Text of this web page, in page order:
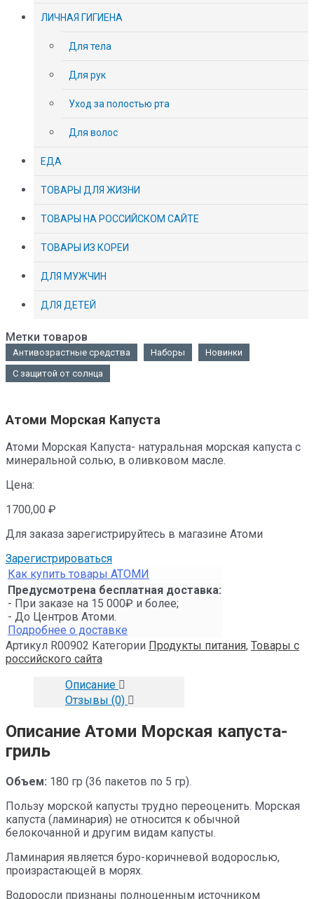
ЛИЧНАЯ ГИГИЕНА
Для тела
Для рук
Уход за полостью рта
Для волос
ЕДА
ТОВАРЫ ДЛЯ ЖИЗНИ
ТОВАРЫ НА РОССИЙСКОМ САЙТЕ
ТОВАРЫ ИЗ КОРЕИ
ДЛЯ МУЖЧИН
ДЛЯ ДЕТЕЙ
Метки товаров
Антивозрастные средства Наборы
Новинки
С защитой от солнца
Атоми Морская Капуста
Атоми Морская Капуста- натуральная морская капуста с
минеральной солью, в оливковом масле.
Цена:
1700,00 ₽
Для заказа зарегистрируйтесь в магазине Атоми
Зарегистрироваться
Как купить товары АТОМИ
Предусмотрена бесплатная доставка:
- При заказе на 15 000₽ и более;
- До Центров Атоми.
Подробнее о доставке
Артикул R00902 Категории Продукты питания, Товары с
российского сайта
Описание
Отзывы (0)
Описание Атоми Морская капуста-
гриль
Объем: 180 гр (36 пакетов по 5 гр).
Пользу морской капусты трудно переоценить. Морская
капуста (ламинария) не относится к обычной
белокочанной и другим видам капусты.
Ламинария является буро-коричневой водорослью,
произрастающей в морях.
Водоросли признаны полноценным источником